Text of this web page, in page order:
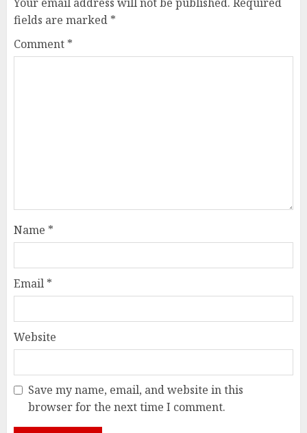
fields are marked *
Comment *
Name *
Email *
Website
Save my name, email, and website in this
browser for the next time I comment.